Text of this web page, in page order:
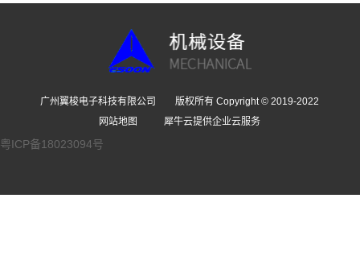
广州翼梭电子科技有限公司 版权所有 Copyright © 2019-2022
网站地图
犀牛云提供企业云服务
粤ICP备18023094号